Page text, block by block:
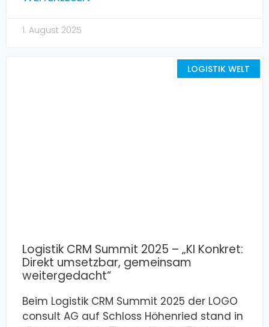
1. August 2025
LOGISTIK WELT
Logistik CRM Summit 2025 – „KI Konkret:
Direkt umsetzbar, gemeinsam
weitergedacht“
Beim Logistik CRM Summit 2025 der LOGO
consult AG auf Schloss Höhenried stand in